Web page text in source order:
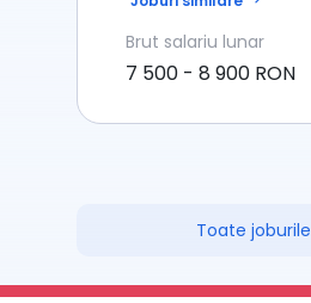
Brut salariu lunar
7 500 - 8 900 RON
Toate joburile